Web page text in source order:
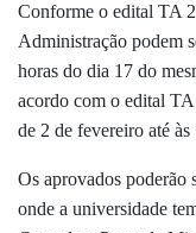
Conforme o edital TA
Administração podem
horas do dia 17 do
acordo com o edital
de 2 de fevereiro até
Os aprovados poderão
onde a universidade